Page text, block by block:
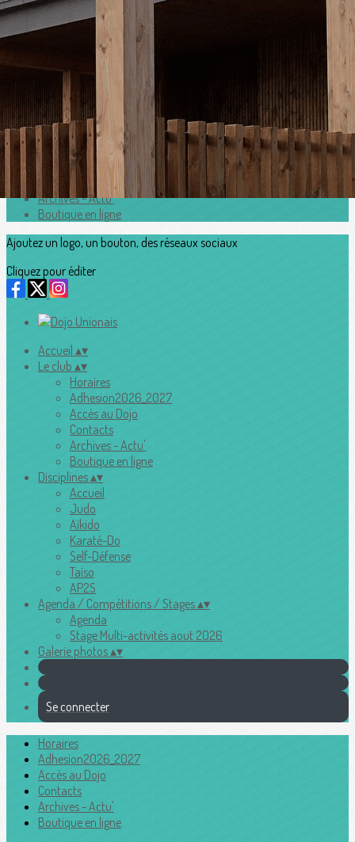
Exporter les lignes sélectionnées
Exporter toutes les colonnes
Exporter uniquement les colonnes affichées
>
Horaires
Adhesion2026_2027
Accès au Dojo
Contacts
Archives - Actu'
Boutique en ligne
Ajoutez un logo, un bouton, des réseaux sociaux
Cliquez pour éditer
Accueil ▴▾
Le club ▴▾
Horaires
Adhesion2026_2027
Accès au Dojo
Contacts
Archives - Actu'
Boutique en ligne
Disciplines▴▾
Accueil
Judo
Aïkido
Karaté-Do
Self-Défense
Taïso
AP2S
Agenda / Compétitions / Stages▴▾
Agenda
Stage Multi-activités aout 2026
Galerie photos▴▾
Se connecter
Horaires
Adhesion2026_2027
Accès au Dojo
Contacts
Archives - Actu'
Boutique en ligne